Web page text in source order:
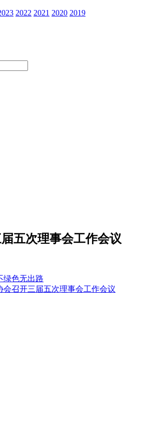
2022 2021 2020 2019
五次理事会工作会议
绿色无出路
会召开三届五次理事会工作会议